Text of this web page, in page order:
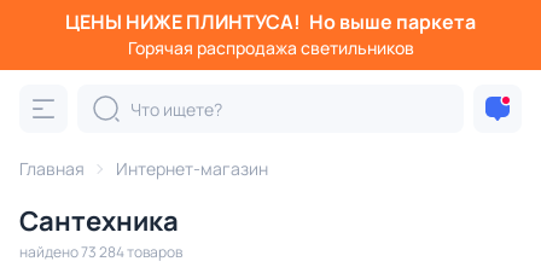
ЦЕНЫ НИЖЕ ПЛИНТУСА! Но выше паркета
Горячая распродажа светильников
Главная Интернет-магазин
Сантехника
найдено 73 284 товаров
Фильтры
Категория: Вся сантехника
Ванны Унитазы Раковины
Акции 3231